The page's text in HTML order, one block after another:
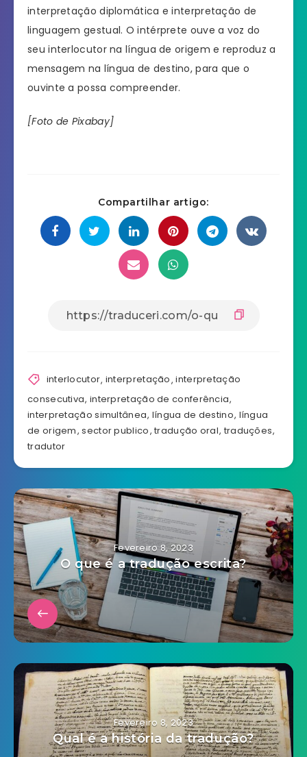
interpretação diplomática e interpretação de
linguagem gestual. O intérprete ouve a voz do
seu interlocutor na língua de origem e reproduz a
mensagem na língua de destino, para que o
ouvinte a possa compreender.
[Foto de Pixabay]
Compartilhar artigo:
interlocutor, interpretação,interpretação
consecutiva, interpretação de conferência,
interpretação simultânea, língua de destino, língua
de origem,sector publico,tradução oral, traduções,
tradutor
Fevereiro 8, 2023
O que é a tradução escrita?
Fevereiro 8, 2023
Qual é a história da tradução?